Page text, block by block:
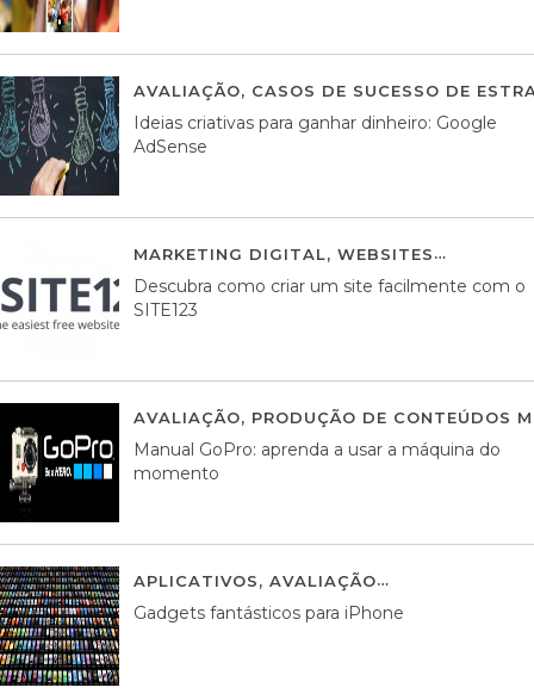
AVALIAÇÃO, CASOS DE SUCESSO DE
Ideias criativas para ganhar dinheiro: Google
AdSense
MARKETING DIGITAL, WEBSITES
Descubra como criar um site facilmente com o
SITE123
AVALIAÇÃO, PRODUÇÃO DE CONTEÚDOS
Manual GoPro: aprenda a usar a máquina do
momento
APLICATIVOS, AVALIAÇÃO
Gadgets fantásticos para iPhone